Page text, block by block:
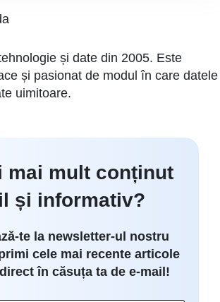
și date din 2005. Este
și pasionat de modul în care datele
uimitoare.
mai mult conținut
și informativ?
te la newsletter-ul nostru
cele mai recente articole
în căsuța ta de e-mail!